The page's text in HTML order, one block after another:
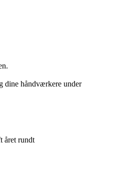
dine håndværkere under
året rundt